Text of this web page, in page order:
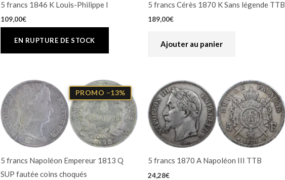
5 francs 1846 K Louis-Philippe I
109,00€
5 francs Cérès 1870 K Sans légende TTB
189,00€
Ajouter au panier
PROMO −13%
5 francs Napoléon Empereur 1813 Q
SUP fautée coins choqués
Le
prix
initial
était :
380,00€.
prix
actuel
est :
329,00€.
5 francs 1870 A Napoléon III TTB
24,28€